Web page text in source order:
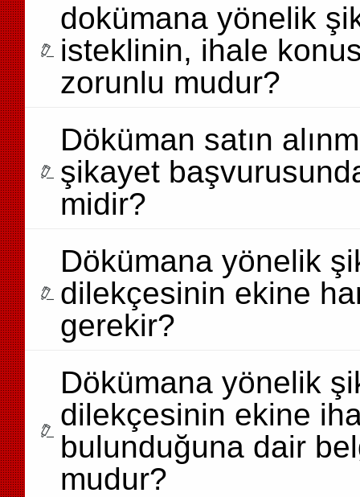
dokümana yönelik
isteklinin, ihale
zorunlu mudur?
Döküman satın
şikayet
midir?
Dökümana yönelik
dilekçesinin ekine
gerekir?
Dökümana yönelik
dilekçesinin ekine
bulunduğuna dair
mudur?